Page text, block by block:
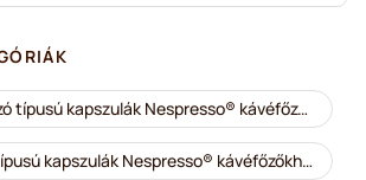
Friends eszpresszó típusú kapszulák Nespresso® kávéfőzőkhöz
L’OR eszpresszó típusú kapszulák Nespresso® kávéfőzőkhöz